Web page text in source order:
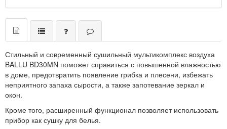
Стильный и современный сушильный мультикомплекс воздуха
BALLU BD30MN поможет справиться с повышенной влажностью
в доме, предотвратить появление грибка и плесени, избежать
неприятного запаха сырости, а также запотевание зеркал и
окон.
Кроме того, расширенный функционал позволяет использовать
прибор как сушку для белья.